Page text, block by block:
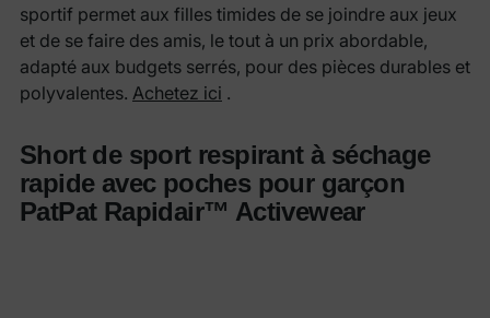
sportif permet aux filles timides de se joindre aux jeux
et de se faire des amis, le tout à un prix abordable,
adapté aux budgets serrés, pour des pièces durables et
polyvalentes. Achetez ici .
Short de sport respirant à séchage
rapide avec poches pour garçon
PatPat Rapidair™ Activewear